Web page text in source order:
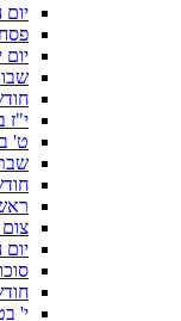
יום
י"ז
ט'
צום
יום
י'